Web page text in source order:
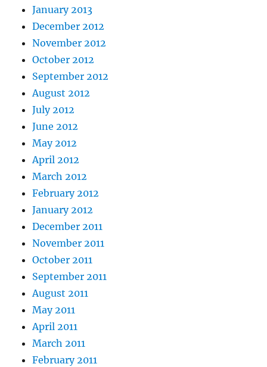
January 2013
December 2012
November 2012
October 2012
September 2012
August 2012
July 2012
June 2012
May 2012
April 2012
March 2012
February 2012
January 2012
December 2011
November 2011
October 2011
September 2011
August 2011
May 2011
April 2011
March 2011
February 2011